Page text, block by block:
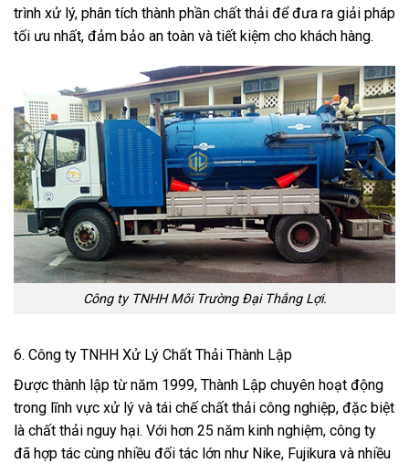
trình xử lý, phân tích thành phần chất thải để đưa ra giải pháp
tối ưu nhất, đảm bảo an toàn và tiết kiệm cho khách hàng.
Công ty TNHH Môi Trường Đại Thắng Lợi.
6. Công ty TNHH Xử Lý Chất Thải Thành Lập
Được thành lập từ năm 1999, Thành Lập chuyên hoạt động
trong lĩnh vực xử lý và tái chế chất thải công nghiệp, đặc biệt
là chất thải nguy hại. Với hơn 25 năm kinh nghiệm, công ty
đã hợp tác cùng nhiều đối tác lớn như Nike, Fujikura và nhiều